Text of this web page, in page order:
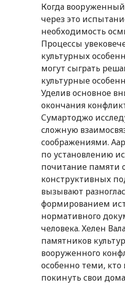
Когда
через это
необходимость
Процессы
культурных
могут сыграть
культурные
Уделив основное
окончания
Сумартоджо
сложную
соображениями.
по установлению
почитание памяти
конструктивных
вызывают
формированием
нормативного
человека. Хелен
памятников
вооруженного
особенно теми,
покинуть свои